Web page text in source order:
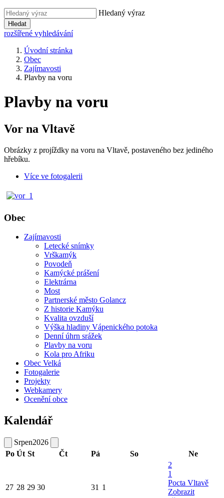
Hledaný výraz
Hledat
rozšířené vyhledávání
Úvodní stránka
Obec
Zajímavosti
Plavby na voru
Plavby na voru
Vor na Vltavě
Obrázky z projíždky na voru na Vltavě, postaveného bez jediného
hřebíku.
Více ve fotogalerii
Obec
Zajímavosti
Letecké snímky
Vrškamýk
Povodeň
Kamýcké prášení
Elektrárna
Most
Partnerské město Golancz
Z historie Kamýku
Kvalita ovzduší
Výška hladiny Vápenického potoka
Denní úhrn srážek
Plavby na voru
Kola pro Afriku
Obec Velká
Fotogalerie
Projekty
Webkamery
Ocenění obce
Kalendář
Srpen2026
Po Út St Čt Pá So Ne
27 28 29 30 31 1
2
1
Pocta Vltavě
Zobrazit